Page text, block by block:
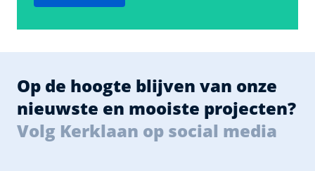
Op de hoogte blijven van onze
nieuwste en mooiste projecten?
Volg Kerklaan op social media